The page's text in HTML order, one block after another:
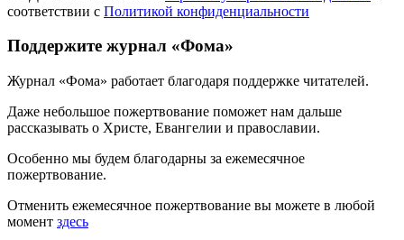
соответствии с Политикой конфиденциальности
Поддержите журнал «Фома»
Журнал «Фома» работает благодаря поддержке читателей.
Даже небольшое пожертвование поможет нам дальше
рассказывать о Христе, Евангелии и православии.
Особенно мы будем благодарны за ежемесячное
пожертвование.
Отменить ежемесячное пожертвование вы можете в любой
момент здесь